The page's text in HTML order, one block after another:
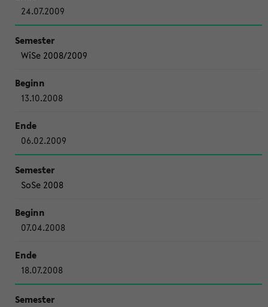
24.07.2009
WiSe 2008/2009
13.10.2008
06.02.2009
SoSe 2008
07.04.2008
18.07.2008